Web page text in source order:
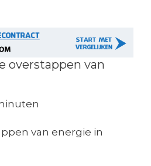
overstappen van
van energie in